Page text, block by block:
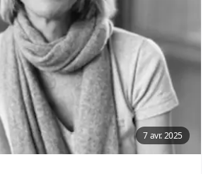
7 avr. 2025